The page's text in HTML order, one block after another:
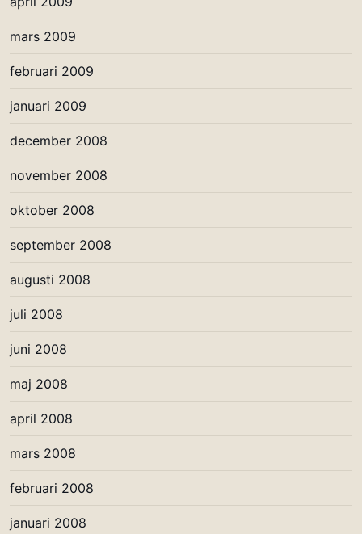
mars 2009
februari 2009
januari 2009
december 2008
november 2008
oktober 2008
september 2008
augusti 2008
juli 2008
juni 2008
maj 2008
april 2008
mars 2008
februari 2008
januari 2008